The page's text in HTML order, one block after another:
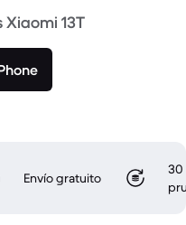
Xiaomi 13T
Envío gratuito
30